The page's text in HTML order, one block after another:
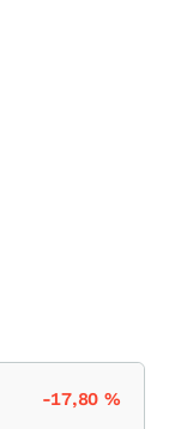
-17,80 %